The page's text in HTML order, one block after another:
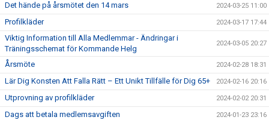
Det hände på årsmötet den 14 mars 2024-03-25 11:00
Profilkläder 2024-03-17 17:44
Viktig Information till Alla Medlemmar - Ändringar i
Träningsschemat för Kommande Helg
2024-03-05 20:27
Årsmöte 2024-02-28 18:31
Lär Dig Konsten Att Falla Rätt – Ett Unikt Tillfälle för Dig 65+ 2024-02-16 20:16
Utprovning av profilkläder 2024-02-02 20:31
Dags att betala medlemsavgiften 2024-01-23 23:16